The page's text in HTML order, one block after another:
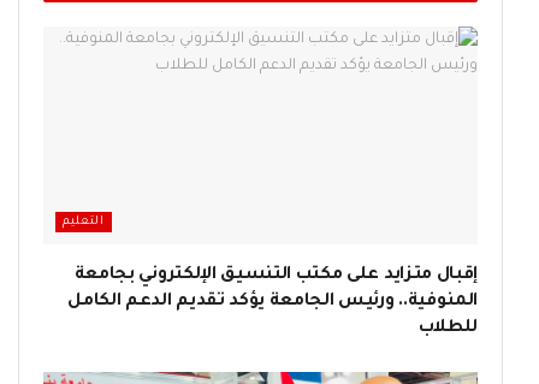
التعليم
إقبال متزايد على مكتب التنسيق الإلكتروني بجامعة
المنوفية.. ورئيس الجامعة يؤكد تقديم الدعم الكامل
للطلاب